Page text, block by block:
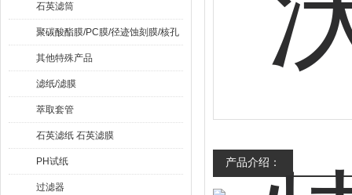
石英滤筒
聚碳酸酯膜/PC膜/径迹蚀刻膜/核孔
膜
其他特殊产品
滤纸/滤膜
萃取套管
石英滤纸 石英滤膜
PH试纸
过滤器
产品介绍：